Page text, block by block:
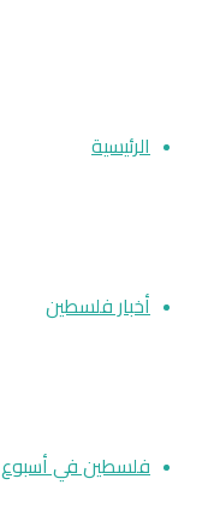
الرئيسية
أخبار فلسطين
فلسطين في أسبوع